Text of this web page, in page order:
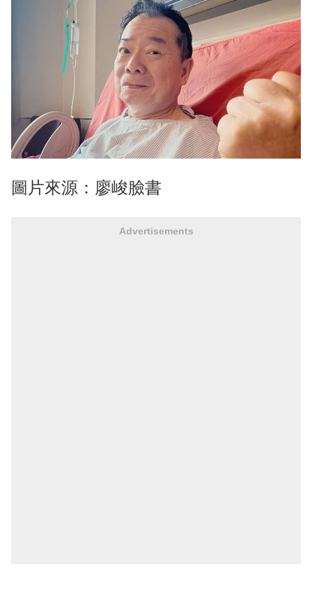
圖片來源：廖峻臉書
Advertisements